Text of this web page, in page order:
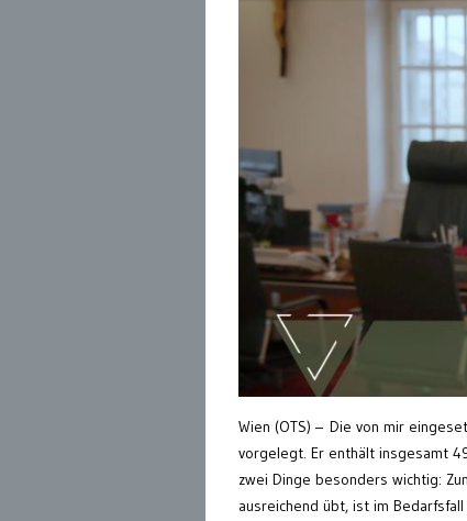
Wien (OTS) – Die von mir
vorgelegt. Er enthält insgesamt
zwei Dinge besonders wichtig:
ausreichend übt, ist im